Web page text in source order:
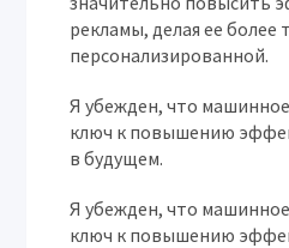
рекламы, делая ее более
персонализированной.
Я убежден, что
ключ к повышению
в будущем.
Я убежден, что
ключ к повышению